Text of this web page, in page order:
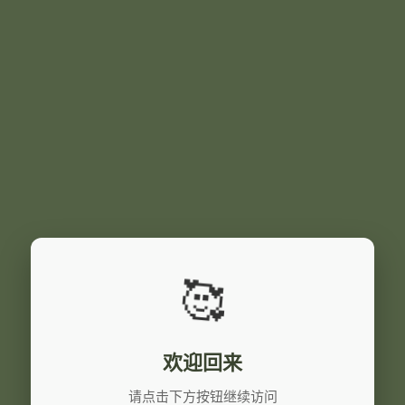
🥰
欢迎回来
请点击下方按钮继续访问